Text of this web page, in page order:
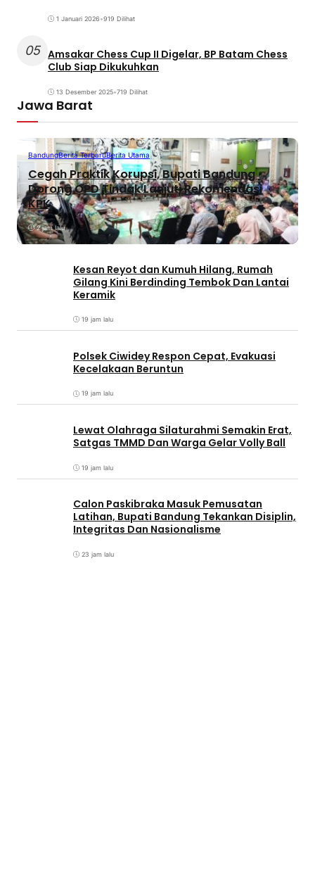
1 Januari 2026•919 Dilihat
05 Amsakar Chess Cup II Digelar, BP Batam Chess
Club Siap Dikukuhkan
13 Desember 2025•719 Dilihat
Jawa Barat
BandungBerita TerbaruBerita Utama
Cegah Praktik Korupsi, Bupati Bandung
Dorong OPD Tindak Lanjuti Rekomendasi
KPK
2 jam lalu
Kesan Reyot dan Kumuh Hilang, Rumah
Gilang Kini Berdinding Tembok Dan Lantai
Keramik
19 jam lalu
Polsek Ciwidey Respon Cepat, Evakuasi
Kecelakaan Beruntun
19 jam lalu
Lewat Olahraga Silaturahmi Semakin Erat,
Satgas TMMD Dan Warga Gelar Volly Ball
19 jam lalu
Calon Paskibraka Masuk Pemusatan
Latihan, Bupati Bandung Tekankan Disiplin,
Integritas Dan Nasionalisme
23 jam lalu